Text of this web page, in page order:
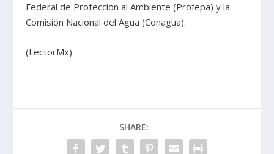
Federal de Protección al Ambiente (Profepa) y la
Comisión Nacional del Agua (Conagua).
(LectorMx)
SHARE: